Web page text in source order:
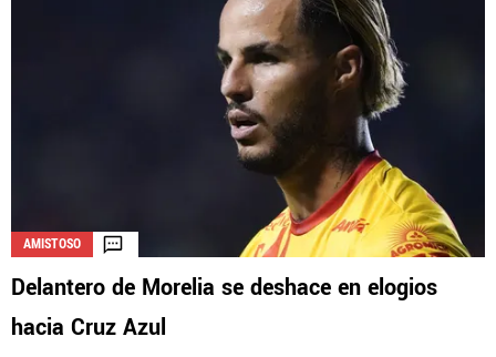
AMISTOSO
Delantero de Morelia se deshace en elogios
hacia Cruz Azul